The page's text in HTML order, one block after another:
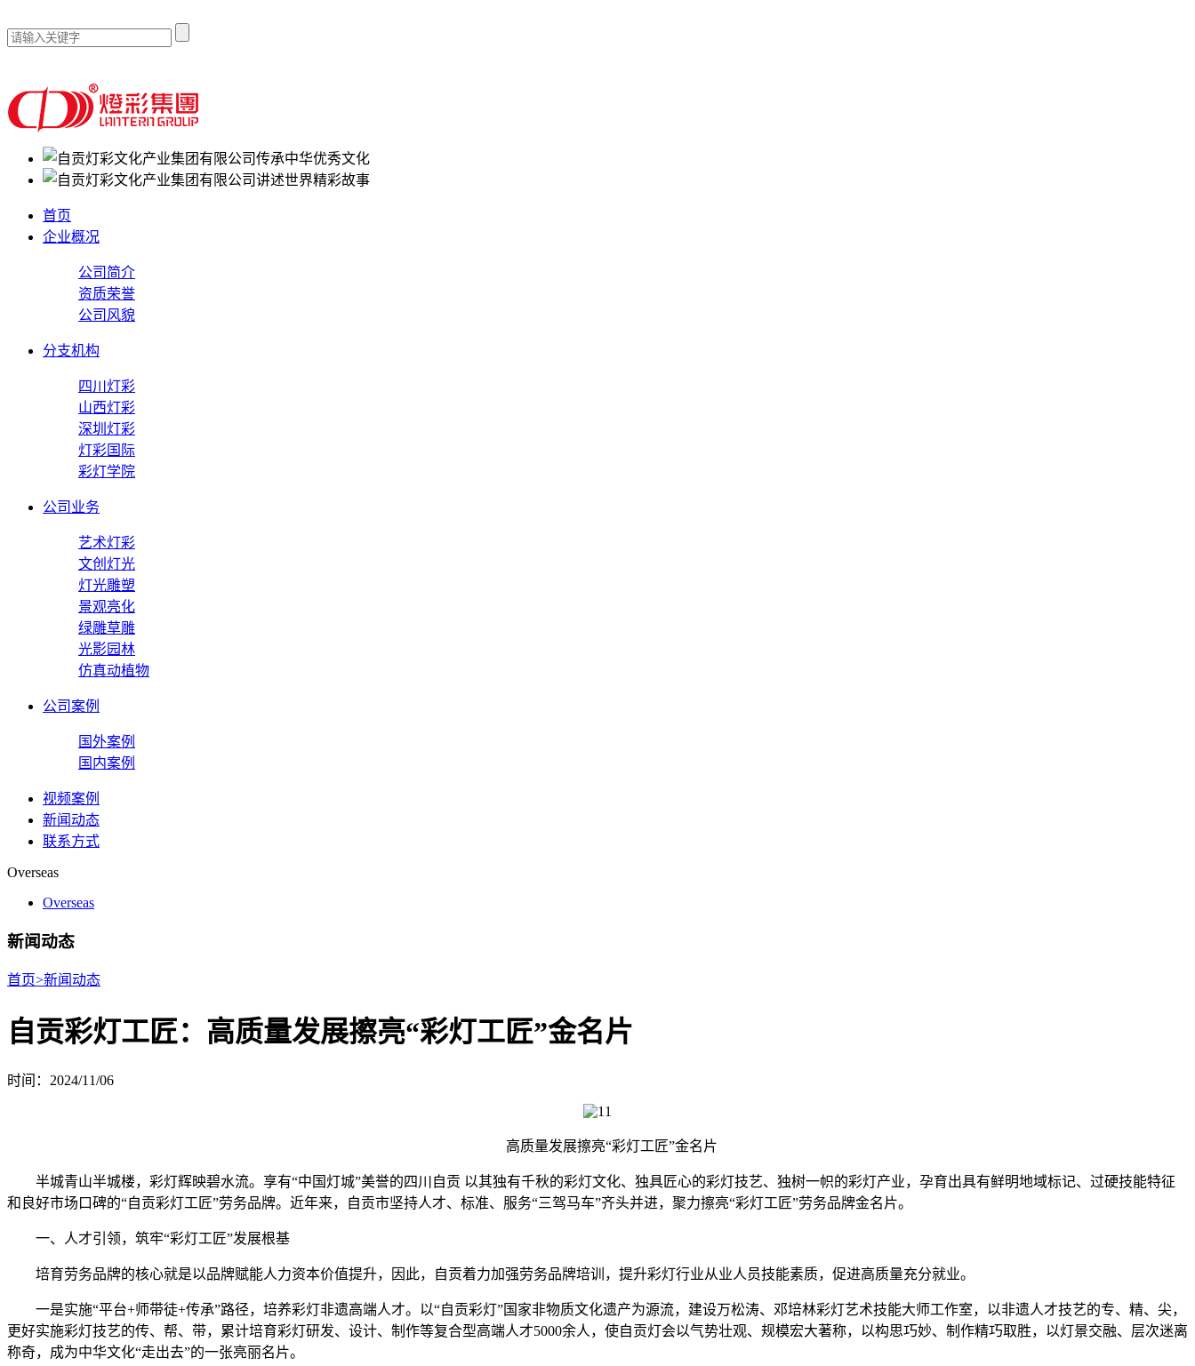
传承中华优秀文化
讲述世界精彩故事
首页
企业概况
公司简介
资质荣誉
公司风貌
分支机构
四川灯彩
山西灯彩
深圳灯彩
灯彩国际
彩灯学院
公司业务
艺术灯彩
文创灯光
灯光雕塑
景观亮化
绿雕草雕
光影园林
仿真动植物
公司案例
国外案例
国内案例
视频案例
新闻动态
联系方式
Overseas
Overseas
新闻动态
首页>新闻动态
自贡彩灯工匠：高质量发展擦亮“彩灯工匠”金名片
时间：2024/11/06
高质量发展擦亮“彩灯工匠”金名片
半城青山半城楼，彩灯辉映碧水流。享有“中国灯城”美誉的四川自贡 以其独有千秋的彩灯文化、独具匠心的彩灯技艺、独树一帜的彩灯产业，孕育出具有鲜明地域标记、过硬技能特征
和良好市场口碑的“自贡彩灯工匠”劳务品牌。近年来，自贡市坚持人才、标准、服务“三驾马车”齐头并进，聚力擦亮“彩灯工匠”劳务品牌金名片。
一、人才引领，筑牢“彩灯工匠”发展根基
培育劳务品牌的核心就是以品牌赋能人力资本价值提升，因此，自贡着力加强劳务品牌培训，提升彩灯行业从业人员技能素质，促进高质量充分就业。
一是实施“平台+师带徒+传承”路径，培养彩灯非遗高端人才。以“自贡彩灯”国家非物质文化遗产为源流，建设万松涛、邓培林彩灯艺术技能大师工作室，以非遗人才技艺的专、精、尖，
更好实施彩灯技艺的传、帮、带，累计培育彩灯研发、设计、制作等复合型高端人才5000余人，使自贡灯会以气势壮观、规模宏大著称，以构思巧妙、制作精巧取胜，以灯景交融、层次迷离
称奇，成为中华文化“走出去”的一张亮丽名片。